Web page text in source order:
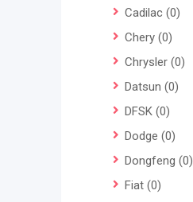
Cadilac (0)
Chery (0)
Chrysler (0)
Datsun (0)
DFSK (0)
Dodge (0)
Dongfeng (0)
Fiat (0)